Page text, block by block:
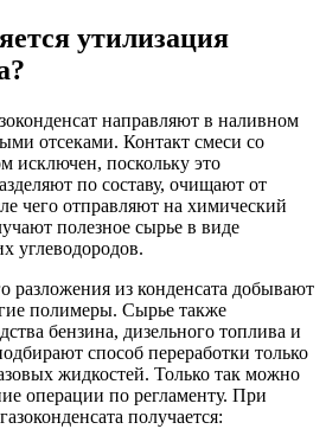
утилизация
направляют в наливном
отсеками. Контакт смеси со
исключен, поскольку это
по составу, очищают от
чего отправляют на химический
полезное сырье в виде
углеводородов.
разложения из конденсата добывают
полимеры. Сырье также
бензина, дизельного топлива и
способ переработки только
жидкостей. Только так можно
операции по регламенту. При
получается: